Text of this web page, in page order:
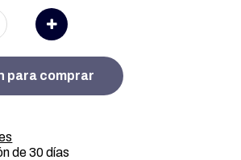
para comprar
de 30 días